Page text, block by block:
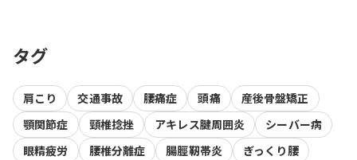
タグ
肩こり 交通事故 腰痛症 頭痛
産後骨盤矯正
顎関節症
頸椎捻挫 アキレス腱周囲炎
シーバー病
眼精疲労
腰椎分離症 腸脛靭帯炎
ぎっくり腰